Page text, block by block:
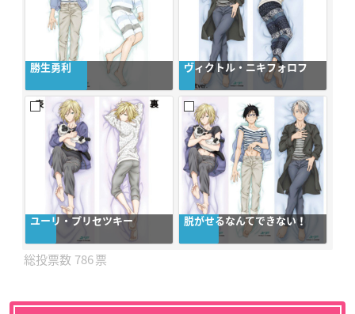
勝生勇利 ヴィクトル・ニキフォロフ
ユーリ・プリセツキー 脱がせるなんてできない！
786